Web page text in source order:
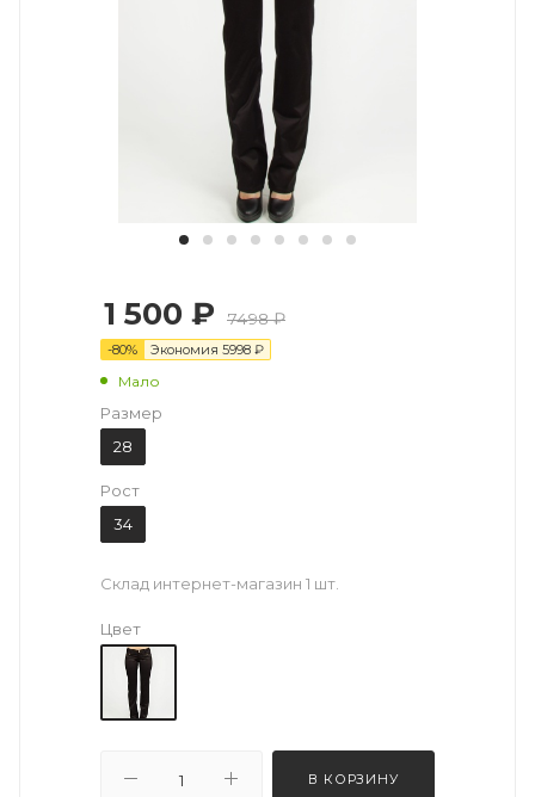
1 500 ₽ 7498 ₽
-80% Экономия 5998 ₽
Мало
Размер
28
Рост
34
Склад интернет-магазин 1 шт.
Цвет
В КОРЗИНУ